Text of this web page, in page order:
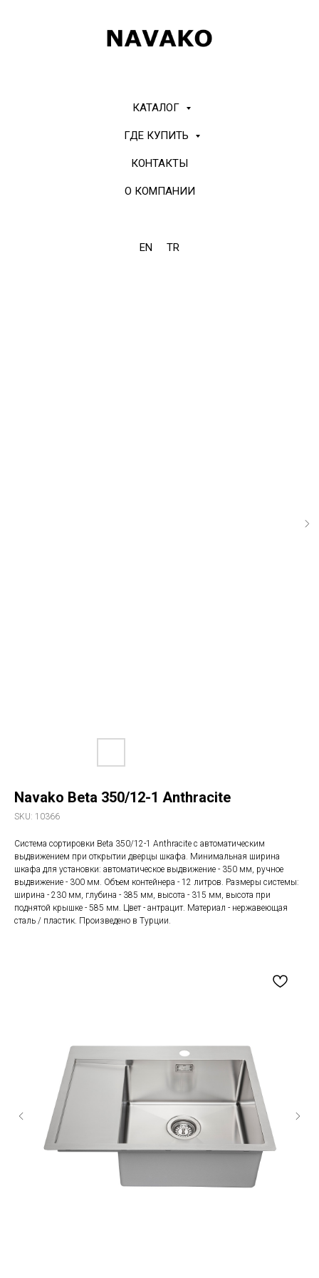
КАТАЛОГ
ГДЕ КУПИТЬ
КОНТАКТЫ
О КОМПАНИИ
EN TR
Navako Beta 350/12-1 Anthracite
SKU: 10366
Система сортировки Beta 350/12-1 Anthracite с автоматическим
выдвижением при открытии дверцы шкафа. Минимальная ширина
шкафа для установки: автоматическое выдвижение - 350 мм, ручное
выдвижение - 300 мм. Объем контейнера - 12 литров. Размеры системы:
ширина - 230 мм, глубина - 385 мм, высота - 315 мм, высота при
поднятой крышке - 585 мм. Цвет - антрацит. Материал - нержавеющая
сталь / пластик. Произведено в Турции.